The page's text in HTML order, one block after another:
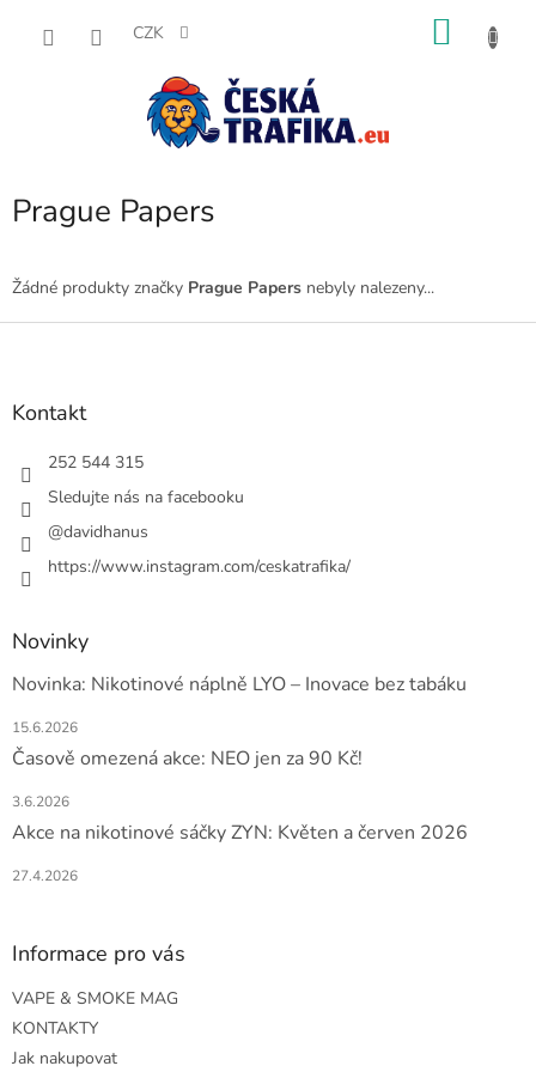
CZK
Prague Papers
Žádné produkty značky Prague Papers nebyly nalezeny...
Z
Kontakt
252 544 315
Sledujte nás na facebooku
@davidhanus
https://www.instagram.com/ceskatrafika/
Novinky
Novinka: Nikotinové náplně LYO – Inovace bez tabáku
15.6.2026
Časově omezená akce: NEO jen za 90 Kč!
3.6.2026
Akce na nikotinové sáčky ZYN: Květen a červen 2026
27.4.2026
Informace pro vás
VAPE & SMOKE MAG
KONTAKTY
Jak nakupovat